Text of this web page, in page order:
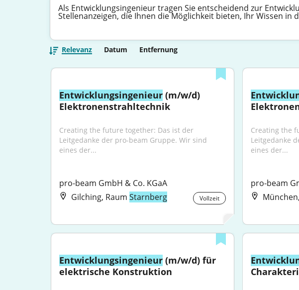
Als Entwicklungsingenieur tragen Sie entscheidend zur
Stellenanzeigen, die Ihnen die Möglichkeit bieten, Ihr Wissen
Relevanz Datum Entfernung
Entwicklungsingenieur (m/w/d)
Elektronenstrahltechnik
Creating the future together: Das ist der
Leitgedanke der pro-beam Gruppe. Wir sind
eines der...
pro-beam GmbH & Co. KGaA
Gilching, Raum Starnberg Vollzeit
Creating the
Leitgedanke
eines der...
pro-beam
Entwicklungsingenieur (m/w/d) für
elektrische Konstruktion